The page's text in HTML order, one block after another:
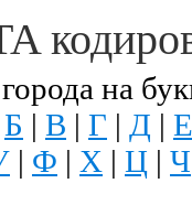
на
Б | В | Г | Д | Е
| Ф | Х | Ц | Ч